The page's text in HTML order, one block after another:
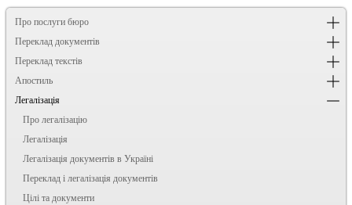
Про послуги бюро
Переклад документів
Переклад текстів
Апостиль
Легалізація
Про легалізацію
Легалізація
Легалізація документів в Україні
Переклад і легалізація документів
Цілі та документи